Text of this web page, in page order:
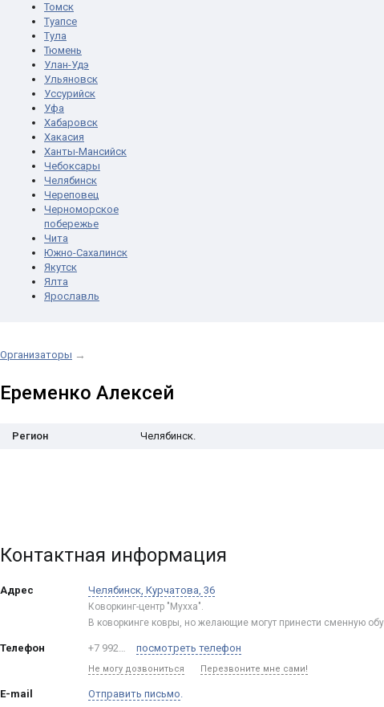
Томск
Туапсе
Тула
Тюмень
Улан-Удэ
Ульяновск
Уссурийск
Уфа
Хабаровск
Хакасия
Ханты-Мансийск
Чебоксары
Челябинск
Череповец
Черноморское
побережье
Чита
Южно-Сахалинск
Якутск
Ялта
Ярославль
Организаторы →
Еременко Алексей
Регион Челябинск.
Контактная информация
Адрес Челябинск, Курчатова, 36
Коворкинг-центр "Мухха".
В коворкинге ковры, но желающие могут принести сменную
Телефон +7 992… посмотреть телефон
Не могу дозвониться Перезвоните мне сами!
E-mail Отправить письмо.